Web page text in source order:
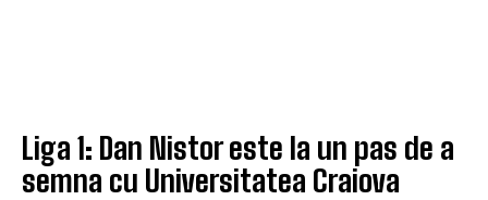
Liga 1: Dan Nistor este la un pas de a
semna cu Universitatea Craiova